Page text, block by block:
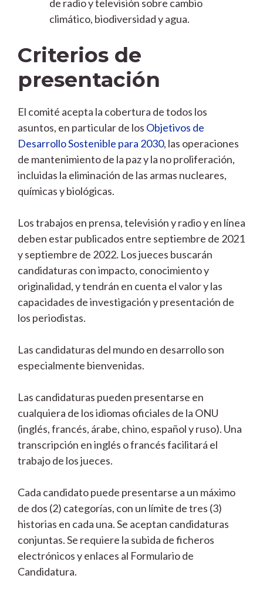
de radio y televisión sobre cambio
climático, biodiversidad y agua.
Criterios de
presentación
El comité acepta la cobertura de todos los
asuntos, en particular de los Objetivos de
Desarrollo Sostenible para 2030, las operaciones
de mantenimiento de la paz y la no proliferación,
incluidas la eliminación de las armas nucleares,
químicas y biológicas.
Los trabajos en prensa, televisión y radio y en línea
deben estar publicados entre septiembre de 2021
y septiembre de 2022. Los jueces buscarán
candidaturas con impacto, conocimiento y
originalidad, y tendrán en cuenta el valor y las
capacidades de investigación y presentación de
los periodistas.
Las candidaturas del mundo en desarrollo son
especialmente bienvenidas.
Las candidaturas pueden presentarse en
cualquiera de los idiomas oficiales de la ONU
(inglés, francés, árabe, chino, español y ruso). Una
transcripción en inglés o francés facilitará el
trabajo de los jueces.
Cada candidato puede presentarse a un máximo
de dos (2) categorías, con un límite de tres (3)
historias en cada una. Se aceptan candidaturas
conjuntas. Se requiere la subida de ficheros
electrónicos y enlaces al Formulario de
Candidatura.